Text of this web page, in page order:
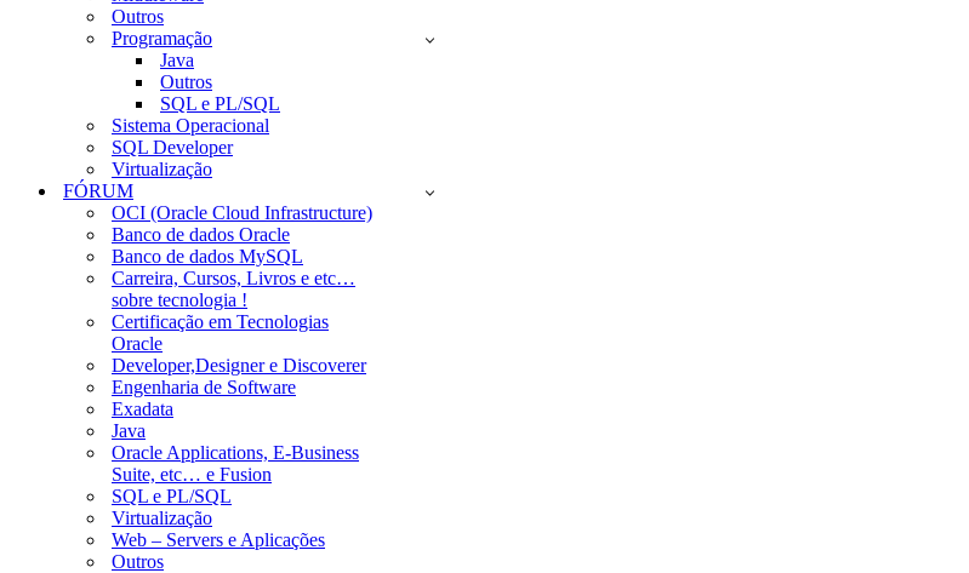
Outros
Programação
Java
Outros
SQL e PL/SQL
Sistema Operacional
SQL Developer
Virtualização
FÓRUM
OCI (Oracle Cloud Infrastructure)
Banco de dados Oracle
Banco de dados MySQL
Carreira, Cursos, Livros e etc…
sobre tecnologia !
Certificação em Tecnologias
Oracle
Developer,Designer e Discoverer
Engenharia de Software
Exadata
Java
Oracle Applications, E-Business
Suite, etc… e Fusion
SQL e PL/SQL
Virtualização
Web – Servers e Aplicações
Outros